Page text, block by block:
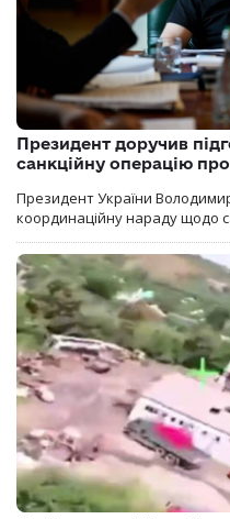
Президент доручив
санкційну операцію
Президент України
координаційну нараду щодо